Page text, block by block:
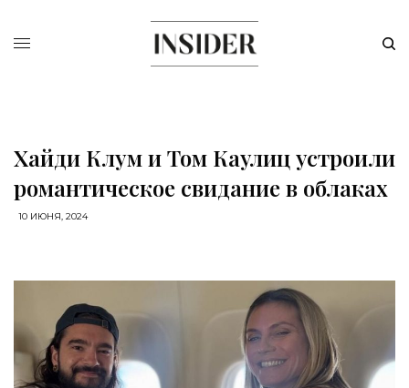
Хайди Клум и Том Каулиц устроили
романтическое свидание в облаках
10 ИЮНЯ, 2024